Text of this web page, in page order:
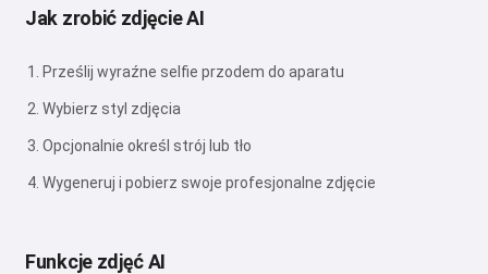
Jak zrobić zdjęcie AI
Prześlij wyraźne selfie przodem do aparatu
Wybierz styl zdjęcia
Opcjonalnie określ strój lub tło
Wygeneruj i pobierz swoje profesjonalne zdjęcie
Funkcje zdjęć AI